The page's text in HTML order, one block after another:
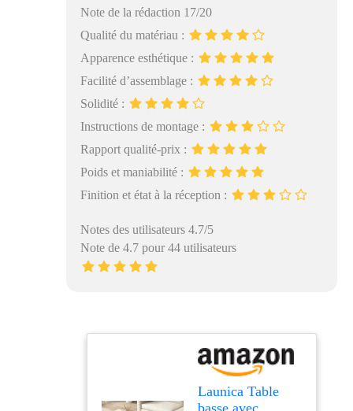
Note de la rédaction 17/20
Qualité du matériau :
Apparence esthétique :
Facilité d’assemblage :
Solidité :
Instructions de montage :
Rapport qualité-prix :
Poids et maniabilité :
Finition et état à la réception :
Notes des utilisateurs 4.7/5
Note de 4.7 pour 44 utilisateurs
Launica Table
basse avec